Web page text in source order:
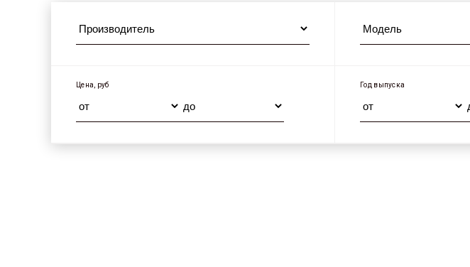
Цена, руб Год выпуска